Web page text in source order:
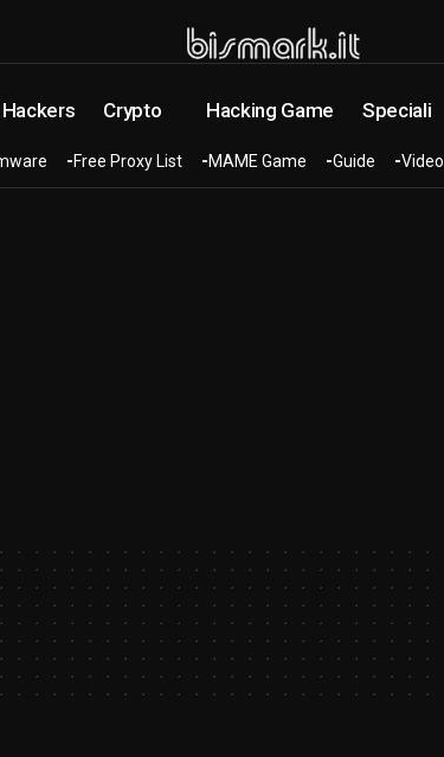
Hackers Crypto Hacking Game Speciali
Free Proxy List MAME Game Guide Video